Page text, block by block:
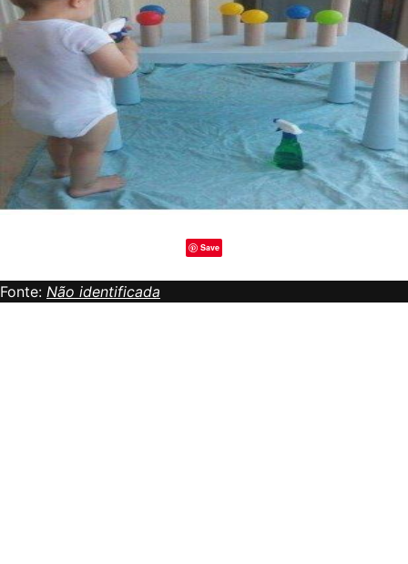
Save
Fonte: Não identificada